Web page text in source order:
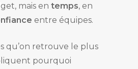
mais en temps, en
entre équipes.
qu’on retrouve le plus
pourquoi